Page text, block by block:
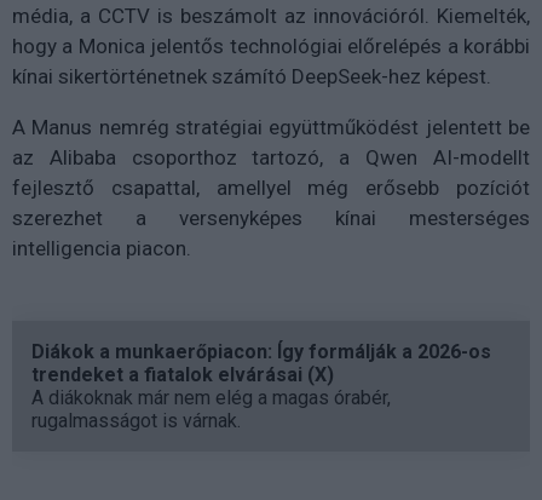
média, a CCTV is beszámolt az innovációról. Kiemelték,
hogy a Monica jelentős technológiai előrelépés a korábbi
kínai sikertörténetnek számító DeepSeek-hez képest.
A Manus nemrég stratégiai együttműködést jelentett be
az Alibaba csoporthoz tartozó, a Qwen AI-modellt
fejlesztő csapattal, amellyel még erősebb pozíciót
szerezhet a versenyképes kínai mesterséges
intelligencia piacon.
Diákok a munkaerőpiacon: Így formálják a 2026-os
trendeket a fiatalok elvárásai (X)
A diákoknak már nem elég a magas órabér,
rugalmasságot is várnak.